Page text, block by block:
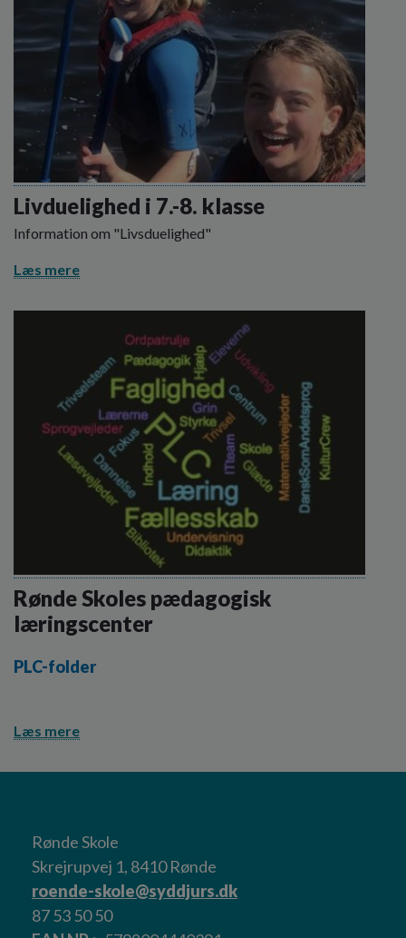
Livduelighed i 7.-8. klasse
Information om "Livsduelighed"
Læs mere
Rønde Skoles pædagogisk
læringscenter
PLC-folder
Læs mere
Rønde Skole
Skrejrupvej 1, 8410 Rønde
roende-skole@syddjurs.dk
87 53 50 50